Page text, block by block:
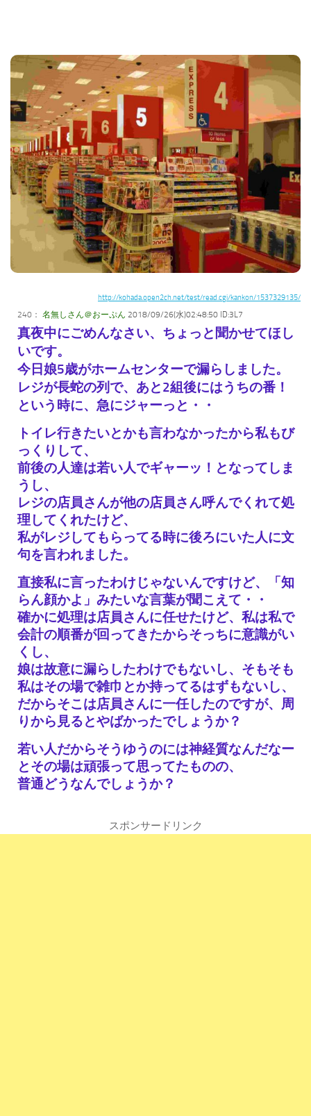
http://kohada.open2ch.net/test/read.cgi/kankon/1537329135/
240： 名無しさん＠おーぷん 2018/09/26(水)02:48:50 ID:3L7
真夜中にごめんなさい、ちょっと聞かせてほし
いです。
今日娘5歳がホームセンターで漏らしました。
レジが長蛇の列で、あと2組後にはうちの番！
という時に、急にジャーっと・・
トイレ行きたいとかも言わなかったから私もび
っくりして、
前後の人達は若い人でギャーッ！となってしま
うし、
レジの店員さんが他の店員さん呼んでくれて処
理してくれたけど、
私がレジしてもらってる時に後ろにいた人に文
句を言われました。
直接私に言ったわけじゃないんですけど、「知
らん顔かよ」みたいな言葉が聞こえて・・
確かに処理は店員さんに任せたけど、私は私で
会計の順番が回ってきたからそっちに意識がい
くし、
娘は故意に漏らしたわけでもないし、そもそも
私はその場で雑巾とか持ってるはずもないし、
だからそこは店員さんに一任したのですが、周
りから見るとやばかったでしょうか？
若い人だからそうゆうのには神経質なんだなー
とその場は頑張って思ってたものの、
普通どうなんでしょうか？
スポンサードリンク